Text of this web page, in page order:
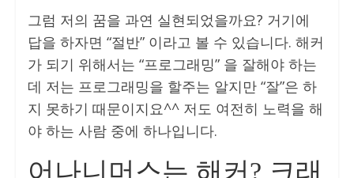
그럼 저의 꿈을 과연 실현되었을까요? 거기에
답을 하자면 “절반” 이라고 볼 수 있습니다. 해커
가 되기 위해서는 “프로그래밍” 을 잘해야 하는
데 저는 프로그래밍을 할주는 알지만 “잘”은 하
지 못하기 때문이지요^^ 저도 여전히 노력을 해
야 하는 사람 중에 하나입니다.
어나니머스는 해커? 크래